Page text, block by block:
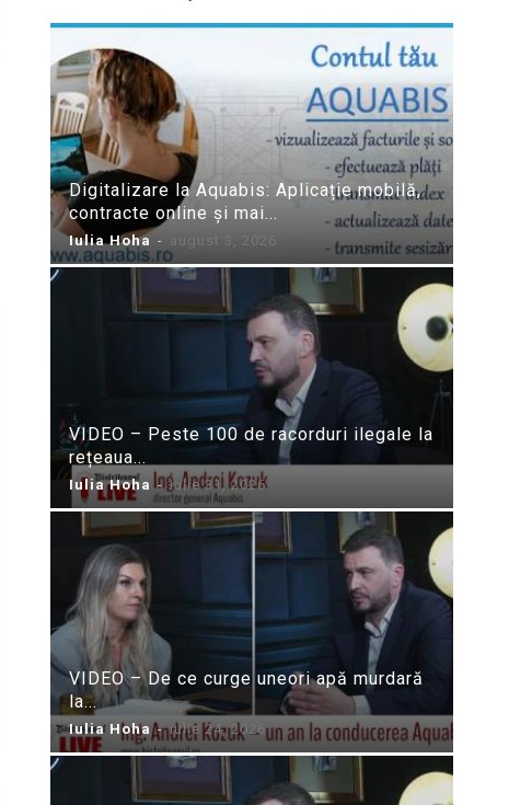
Digitalizare la Aquabis: Aplicație mobilă,
contracte online și mai...
Iulia Hoha - august 3, 2026
VIDEO – Peste 100 de racorduri ilegale la
rețeaua...
Iulia Hoha - iulie 31, 2026
VIDEO – De ce curge uneori apă murdară
la...
Iulia Hoha - iulie 24, 2026